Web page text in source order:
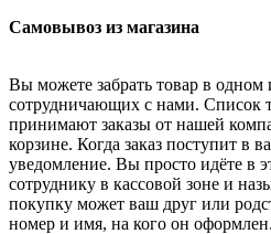
Самовывоз из магазина
Вы можете забрать товар в одном
сотрудничающих с нами. Список
принимают заказы от нашей
корзине. Когда заказ поступит в
уведомление. Вы просто идёте в
сотруднику в кассовой зоне и
покупку может ваш друг или
номер и имя, на кого он оформлен.